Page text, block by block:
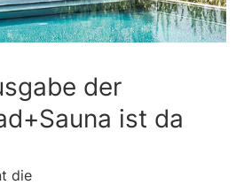
der
ist da
die